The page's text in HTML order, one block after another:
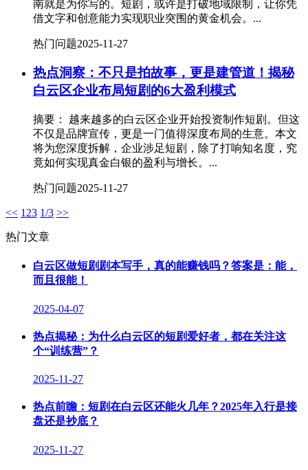
南就是为你写的。短剧，或许是打破地域限制，让你凭
借文字和创意能力实现职业突围的黄金机会。...
热门问题2025-11-27
热点洞察：不只是拍故事，更是建管道！揭秘
白云区企业布局短剧的6大盈利模式
摘要： 越来越多的白云区企业开始投资制作短剧。但这
不仅是品牌宣传，更是一门值得深度布局的生意。本文
将为您深度拆解，企业涉足短剧，除了打响知名度，究
竟如何实现真金白银的盈利与增长。...
热门问题2025-11-27
<< 1 23 1/3 >>
热门文章
白云区做短剧剧本写手，真的能赚钱吗？答案是：能，
而且很能！
2025-04-07
热点揭秘：为什么白云区的短剧爱好者，都在关注这
个“训练营”？
2025-11-27
热点前瞻：短剧在白云区还能火几年？2025年入行是接
盘还是抄底？
2025-11-27